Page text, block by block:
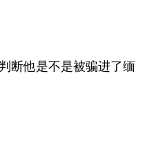
断他是不是被骗进了缅